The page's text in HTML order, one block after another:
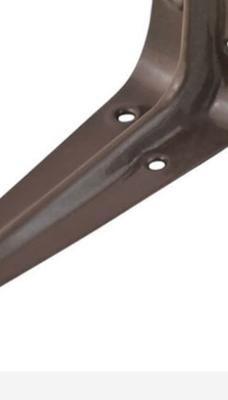
+ еще 4 категории
Ручки мебельные
Профиль GOLA (Opes)
Профиль GOLA (Rehau)
Профиль GOLA PFR
Ручки мебельные AMIX
Ручки мебельные GTV
Ручки мебельные
KERRON
Ручки мебельные Китай